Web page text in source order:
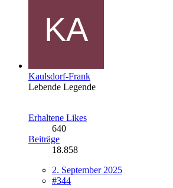
Kaulsdorf-Frank
Lebende Legende
Erhaltene Likes
640
Beiträge
18.858
2. September 2025
#344